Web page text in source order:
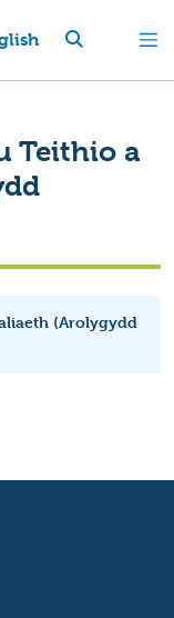
Teithio a
(Arolygydd